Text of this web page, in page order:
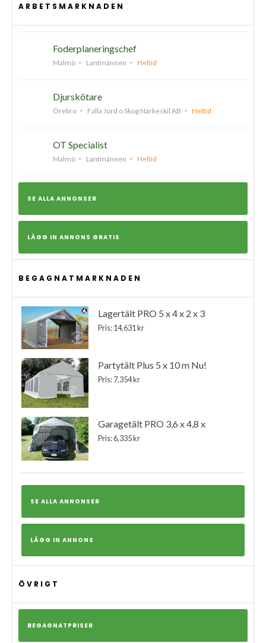
ARBETSMARKNADEN
Foderplaneringschef
Malmö Lantmännen Heltid
Djurskötare
Örebro Falla Jord o Skog Närkeskil AB Heltid
OT Specialist
Malmö Lantmännen Heltid
SE ALLA ANNONSER
LÄGG IN ANNONS GRATIS
BEGAGNATMARKNADEN
Lagertält PRO 5 x 4 x 2 x 3
Pris: 14,631 kr
Partytält Plus 5 x 10 m Nu!
Pris: 7,354 kr
Garagetält PRO 3,6 x 4,8 x
Pris: 6,335 kr
SE ALLA ANNONSER
LÄGG IN ANNONS
ÖVRIGT
BEGAGNATPRISER